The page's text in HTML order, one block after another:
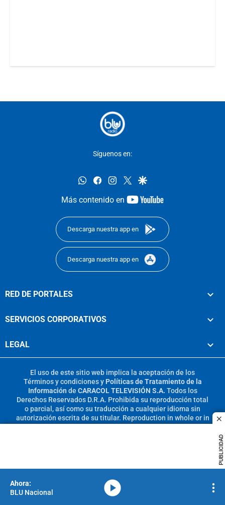
PUBLICIDAD
Síguenos en:
whatsappfacebookinstagram
twittergoogle
Más contenido en
youtube-
Descarga nuestra app en
Descarga nuestra app en
RED DE PORTALES
SERVICIOS CORPORATIVOS
LEGAL
El uso de este sitio web implica la aceptación de los
Términos y condicionesy Políticas de Tratamiento de la
Información de CARACOL TELEVISIÓN S.A. Todos los
Derechos Reservados D.R.A. Prohibida su reproducción total
o parcial, así como su traducción a cualquier idioma sin
autorización escrita de su titular. Reproduction in whole or in
BLU Nacional